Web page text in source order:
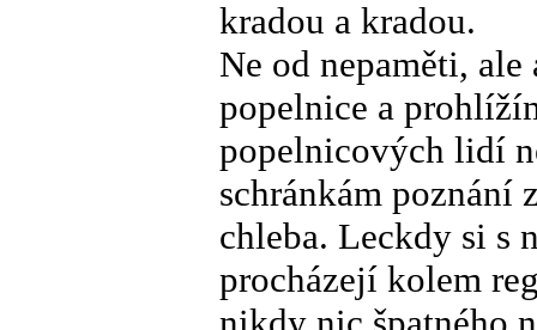
kradou a kradou.
Ne od nepaměti,
popelnice a
popelnicových lidí
schránkám poznání
chleba. Leckdy si s
procházejí kolem